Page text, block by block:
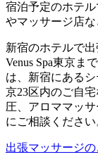
宿泊予定のホテ
やマッサージ店な
新宿のホテルで
Venus Spa東京ま
は、新宿にある
京23区内のご自
圧、アロママッ
にご相談ください
出張マッサージ